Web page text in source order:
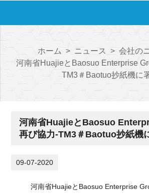
ホーム > ニュース > 会社の
河南省HuajieとBaosuo Enterprise
TM3＃Baotuo抄紙機に
河南省HuajieとBaosuo
再び協力-TM3＃Baotuo抄紙機
09-07-2020
河南省HuajieとBaosuo Enterprise